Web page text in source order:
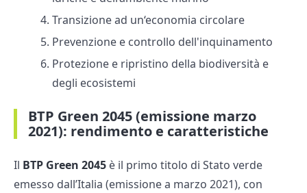
Transizione ad un‘economia circolare
Prevenzione e controllo dell'inquinamento
Protezione e ripristino della biodiversità e
degli ecosistemi
BTP Green 2045 (emissione marzo
2021): rendimento e caratteristiche
Il BTP Green 2045 è il primo titolo di Stato verde
emesso dall’Italia (emissione a marzo 2021), con